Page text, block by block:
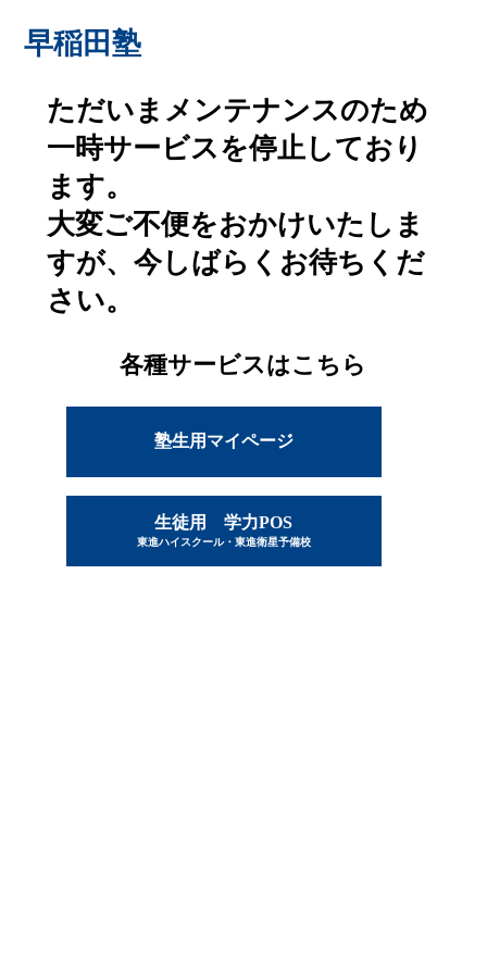
早稲田塾
ただいまメンテナンスのため
一時サービスを停止しており
ます。
大変ご不便をおかけいたしま
すが、今しばらくお待ちくだ
さい。
各種サービスはこちら
塾生用マイページ
生徒用 学力POS
東進ハイスクール・東進衛星予備校